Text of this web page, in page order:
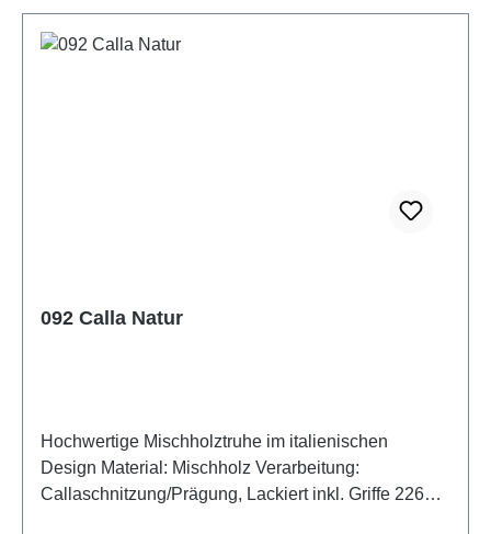
092 Calla Natur
Hochwertige Mischholztruhe im italienischen
Design Material: Mischholz Verarbeitung:
Callaschnitzung/Prägung, Lackiert inkl. Griffe 226